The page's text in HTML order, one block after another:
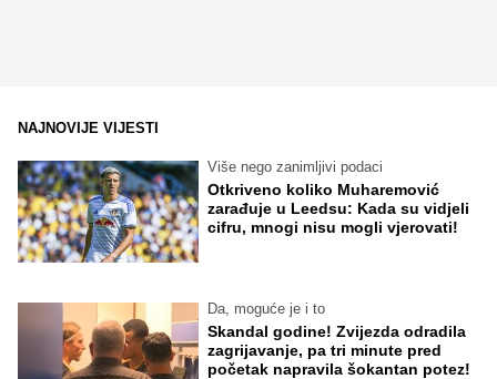
NAJNOVIJE VIJESTI
Više nego zanimljivi podaci
Otkriveno koliko Muharemović
zarađuje u Leedsu: Kada su vidjeli
cifru, mnogi nisu mogli vjerovati!
Da, moguće je i to
Skandal godine! Zvijezda odradila
zagrijavanje, pa tri minute pred
početak napravila šokantan potez!